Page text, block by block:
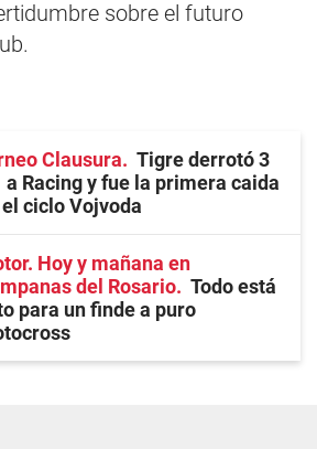
sobre el futuro
Clausura
Tigre derrotó 3
a Racing y fue la primera caida
ciclo Vojvoda
Hoy y mañana en
del Rosario
Todo está
para un finde a puro